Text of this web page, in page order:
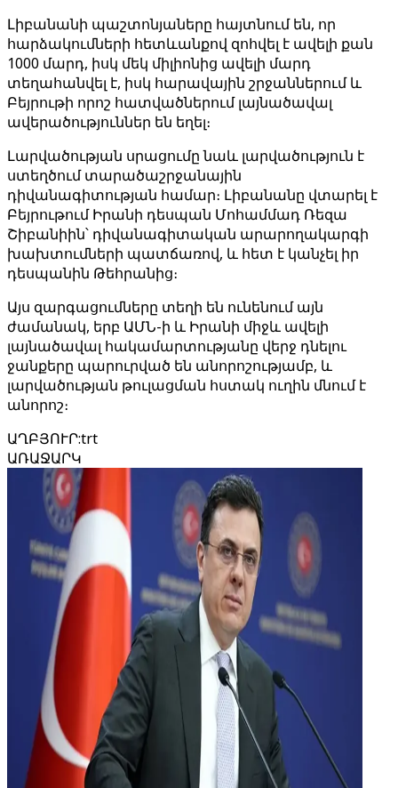
Լիբանանի պաշտոնյաները հայտնում են, որ
հարձակումների հետևանքով զոհվել է ավելի քան
1000 մարդ, իսկ մեկ միլիոնից ավելի մարդ
տեղահանվել է, իսկ հարավային շրջաններում և
Բեյրութի որոշ հատվածներում լայնածավալ
ավերածություններ են եղել։
Լարվածության սրացումը նաև լարվածություն է
ստեղծում տարածաշրջանային
դիվանագիտության համար։ Լիբանանը վտարել է
Բեյրութում Իրանի դեսպան Մոհամմադ Ռեզա
Շիբանիին՝ դիվանագիտական ​​​​արարողակարգի
խախտումների պատճառով, և հետ է կանչել իր
դեսպանին Թեհրանից։
Այս զարգացումները տեղի են ունենում այն ​​​​
ժամանակ, երբ ԱՄՆ-ի և Իրանի միջև ավելի
լայնածավալ հակամարտությանը վերջ դնելու
ջանքերը պարուրված են անորոշությամբ, և
լարվածության թուլացման հստակ ուղին մնում է
անորոշ։
ԱՂԲՅՈՒՐ:trt
ԱՌԱՋԱՐԿ